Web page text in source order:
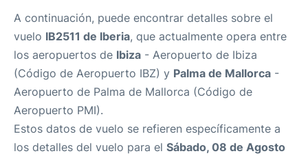
A continuación, puede encontrar detalles sobre el
vuelo IB2511 de Iberia, que actualmente opera entre
los aeropuertos de Ibiza - Aeropuerto de Ibiza
(Código de Aeropuerto IBZ) y Palma de Mallorca -
Aeropuerto de Palma de Mallorca (Código de
Aeropuerto PMI).
Estos datos de vuelo se refieren específicamente a
los detalles del vuelo para el Sábado, 08 de Agosto